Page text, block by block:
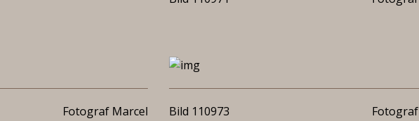
Fotograf Marcel Bild 110973